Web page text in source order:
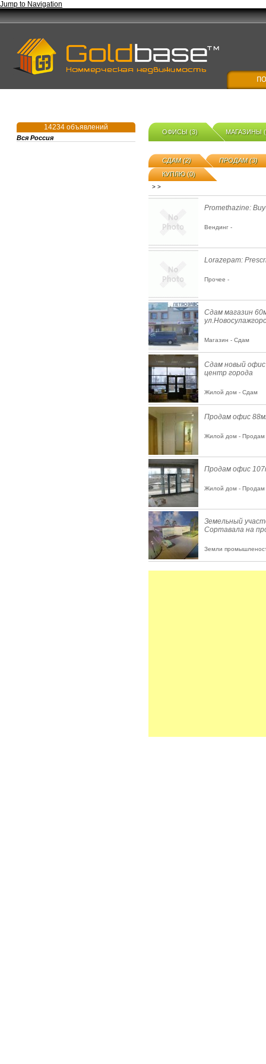
Jump to Navigation
ОФИСЫ (3) МАГАЗИНЫ
СДАМ (2)
ПРОДАМ (3)
КУПЛЮ (0)
> >
Promethazine:
Вендинг -
Lorazepam:
Прочее -
Сдам магазин
Магазин - Сдам
Сдам новый
центр города
Жилой дом - Сдам
Продам офис
Жилой дом - Продам
Продам офис
Жилой дом - Продам
Земельный
Сортавала на
Земли
14234 объявлений
Вся Россия